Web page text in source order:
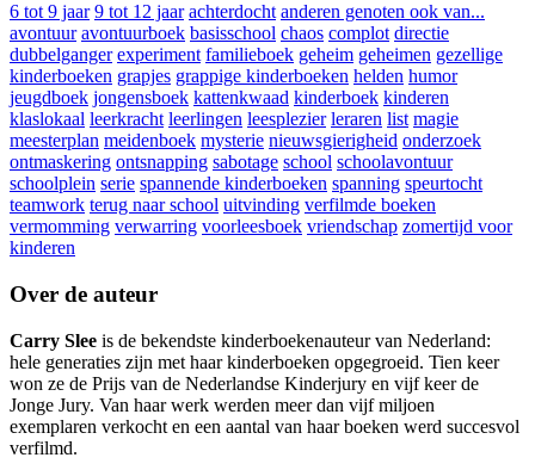
6 tot 9 jaar 9 tot 12 jaar achterdocht anderen genoten ook van...
avontuur avontuurboek basisschool chaos complot directie
dubbelganger experiment familieboek geheim geheimen gezellige
kinderboeken grapjes grappige kinderboeken helden humor
jeugdboek jongensboek kattenkwaad kinderboek kinderen
klaslokaal leerkracht leerlingen leesplezier leraren list magie
meesterplan meidenboek mysterie nieuwsgierigheid onderzoek
ontmaskering ontsnapping sabotage school schoolavontuur
schoolplein serie spannende kinderboeken spanning speurtocht
teamwork terug naar school uitvinding verfilmde boeken
vermomming verwarring voorleesboek vriendschap zomertijd voor
kinderen
Over de auteur
Carry Slee is de bekendste kinderboekenauteur van Nederland:
hele generaties zijn met haar kinderboeken opgegroeid. Tien keer
won ze de Prijs van de Nederlandse Kinderjury en vijf keer de
Jonge Jury. Van haar werk werden meer dan vijf miljoen
exemplaren verkocht en een aantal van haar boeken werd succesvol
verfilmd.